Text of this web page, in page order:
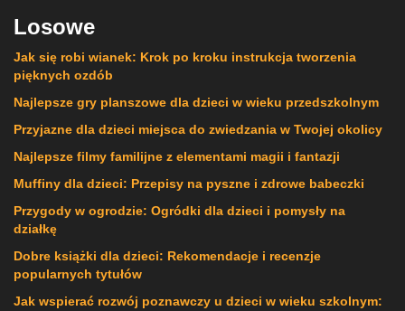
Losowe
Jak się robi wianek: Krok po kroku instrukcja tworzenia
pięknych ozdób
Najlepsze gry planszowe dla dzieci w wieku przedszkolnym
Przyjazne dla dzieci miejsca do zwiedzania w Twojej okolicy
Najlepsze filmy familijne z elementami magii i fantazji
Muffiny dla dzieci: Przepisy na pyszne i zdrowe babeczki
Przygody w ogrodzie: Ogródki dla dzieci i pomysły na
działkę
Dobre książki dla dzieci: Rekomendacje i recenzje
popularnych tytułów
Jak wspierać rozwój poznawczy u dzieci w wieku szkolnym: